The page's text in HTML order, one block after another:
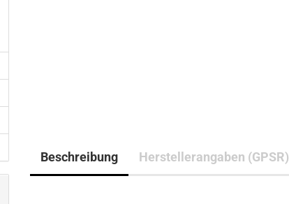
Beschreibung Herstellerangaben (GPSR)